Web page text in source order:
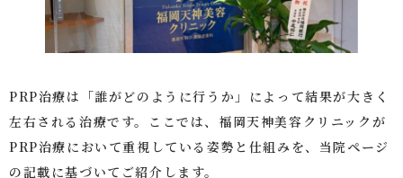
PRP治療は「誰がどのように行うか」によって結果が大きく
左右される治療です。ここでは、福岡天神美容クリニックが
PRP治療において重視している姿勢と仕組みを、当院ページ
の記載に基づいてご紹介します。